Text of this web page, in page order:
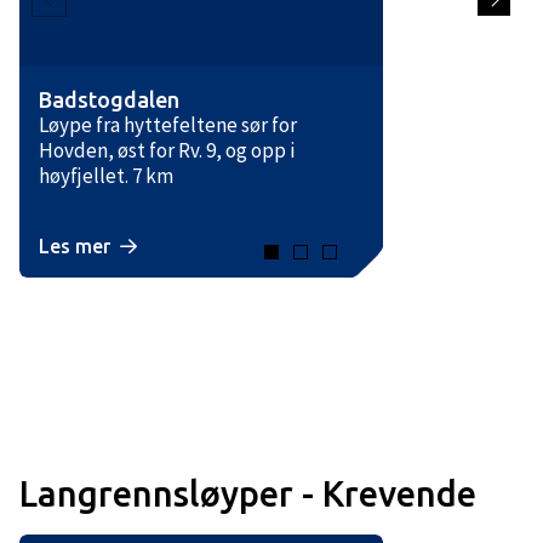
Badstogdalen
Løype fra hyttefeltene sør for
Hovden, øst for Rv. 9, og opp i
høyfjellet. 7 km
Les mer
Langrennsløyper - Krevende